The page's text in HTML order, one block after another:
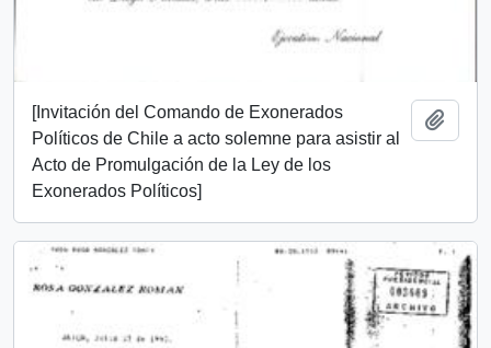
[Invitación del Comando de Exonerados
Políticos de Chile a acto solemne para asistir al
Acto de Promulgación de la Ley de los
Exonerados Políticos]